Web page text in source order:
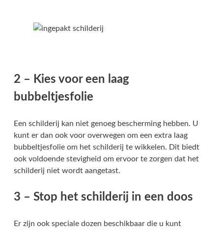
2 – Kies voor een laag
bubbeltjesfolie
Een schilderij kan niet genoeg bescherming hebben. U
kunt er dan ook voor overwegen om een extra laag
bubbeltjesfolie om het schilderij te wikkelen. Dit biedt
ook voldoende stevigheid om ervoor te zorgen dat het
schilderij niet wordt aangetast.
3 – Stop het schilderij in een doos
Er zijn ook speciale dozen beschikbaar die u kunt